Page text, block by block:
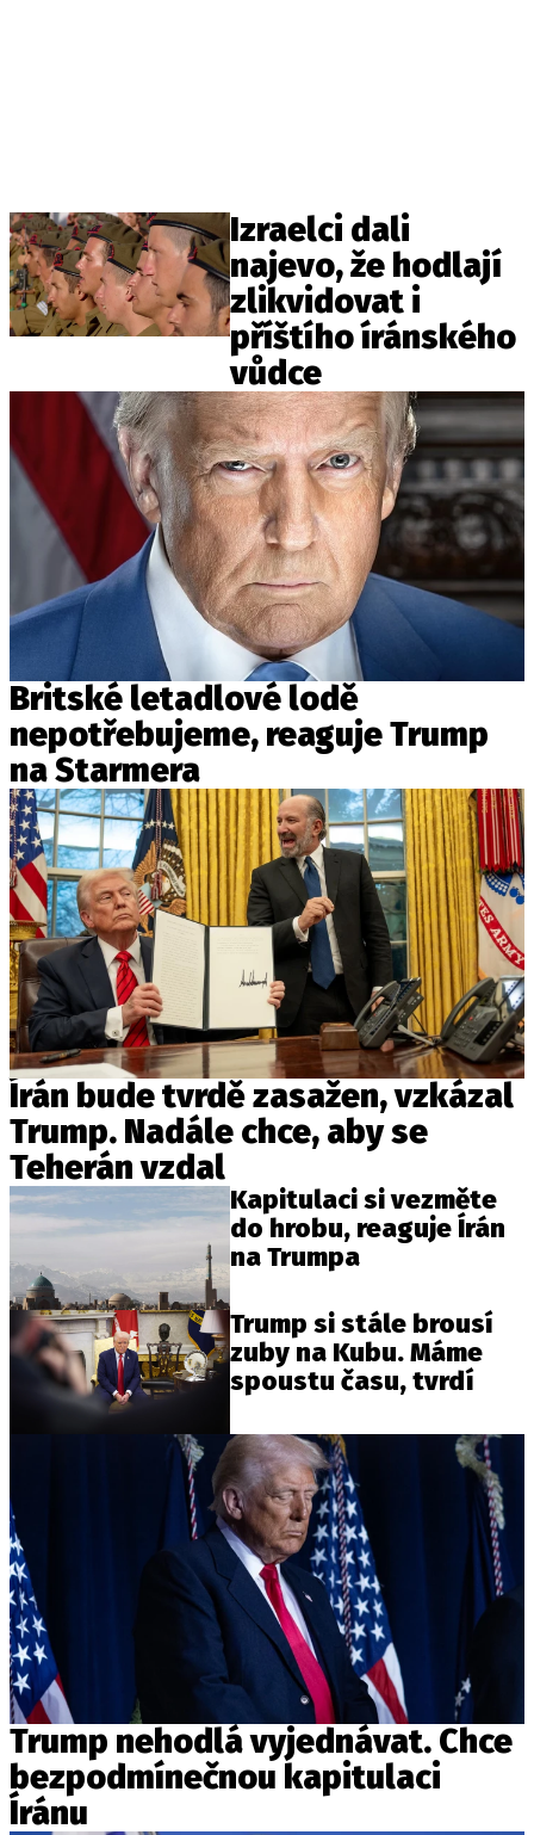
Izraelci dali
najevo, že hodlají
zlikvidovat i
příštího íránského
vůdce
Britské letadlové lodě
nepotřebujeme, reaguje Trump
na Starmera
Írán bude tvrdě zasažen, vzkázal
Trump. Nadále chce, aby se
Teherán vzdal
Kapitulaci si vezměte
do hrobu, reaguje Írán
na Trumpa
Trump si stále brousí
zuby na Kubu. Máme
spoustu času, tvrdí
Trump nehodlá vyjednávat. Chce
bezpodmínečnou kapitulaci
Íránu